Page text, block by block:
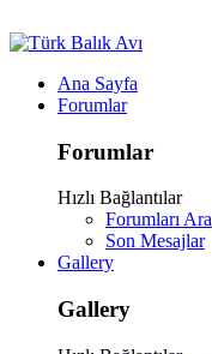
Ana Sayfa
Forumlar
Forumlar
Hızlı Bağlantılar
Forumları Ara
Son Mesajlar
Gallery
Gallery